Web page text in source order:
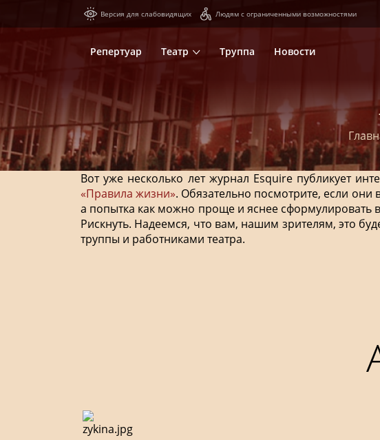
Версия для слабовидящих Людям с ограниченными возможностями
Репертуар Театр Труппа Новости
Вот уже несколько лет журнал Esquire публикует
«Правила жизни». Обязательно посмотрите, если
а попытка как можно проще и яснее
Рискнуть. Надеемся, что вам, нашим зрителям, это
труппы и работниками театра.